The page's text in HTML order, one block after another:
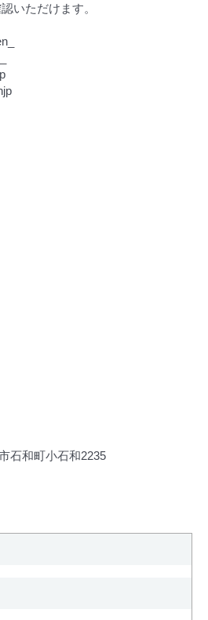
いただけます。
石和町小石和2235